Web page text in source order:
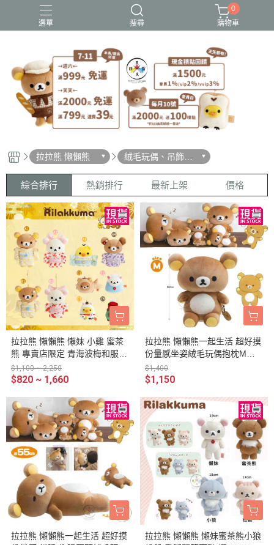
選單 搜尋
史努比歐拉夫 吉伊卡哇 憂傷馬戲團
拉拉熊
迪士尼-玩具總動員
0
購物車
拉拉熊 懶懶熊
絨毛玩偶、吊飾、
沙包、場景
綜合排行 熱銷排行 最新上架 價格
拉拉熊 懶懶熊 懶妹 小雞 蜜茶
熊 專賣店限定 青海波梅和服
新年吉祥物 絨毛玩偶 吊飾 10
選1
$1,100 ~ 2,250
$820 ~ 1,660
拉拉熊 懶懶熊一起生活 超好摸
份量感坐姿絨毛玩偶抱枕M號3
0公分
$1,400
$1,150
拉拉熊 懶懶熊一起生活 超好摸
拉拉熊 懶懶熊 懶妹蜜茶熊小狼